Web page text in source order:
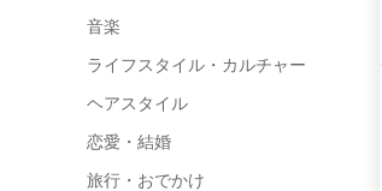
音楽
ライフスタイル・カルチャー
ヘアスタイル
恋愛・結婚
旅行・おでかけ